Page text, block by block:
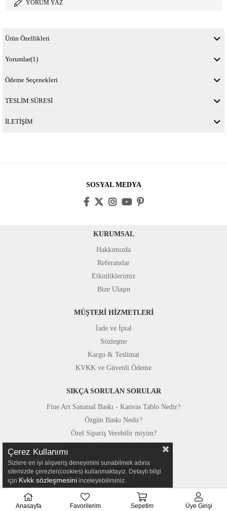
YORUM YAZ
Ürün Özellikleri
Yorumlar(1)
Ödeme Seçenekleri
TESLİM SÜRESİ
İLETİŞİM
SOSYAL MEDYA
KURUMSAL
Hakkımızda
Referanslar
Etkinliklerimiz
Bize Ulaşın
MÜŞTERİ HİZMETLERİ
İade ve İptal
Sözleşme
Kargo & Teslimat
KVKK ve Güvenli Ödeme
SIKÇA SORULAN SORULAR
Fine Art Sanatsal Baskı - Kanvas Tablo Nedir?
Özgün Baskı Nedir?
Özel Sipariş Verebilir miyim?
STÜDYOMUZDAN
Fotoğraf Kareleri
Basında Canvastar
Çerez Kullanımı
Sizlere en iyi alışveriş deneyimini sunabilmek adına
sitemizde çerezler(cookies) kullanmaktayız. Detaylı bilgi
için Kvkk sözleşmesini inceleyebilirsiniz.
Anasayfa Favorilerim Sepetim Üye Girişi